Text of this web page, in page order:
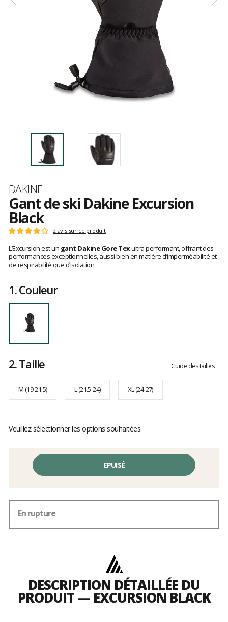
Marque
DAKINE
Gant de ski Dakine Excursion
Black
Les
clients
Note
:
4
sur
2 avis sur ce produit
L’Excursion est un gant Dakine Gore Texultra performant, offrant des
performances exceptionnelles, aussi bien en matière d’imperméabilité et
de respirabilité que d’isolation.
1.Couleur
2.Taille Guide des tailles
M (19-21.5) L (21.5-24) XL (24-27)
Veuillez sélectionner les options souhaitées
EPUISÉ
En rupture
DESCRIPTION DÉTAILLÉE DU
PRODUIT — EXCURSION BLACK